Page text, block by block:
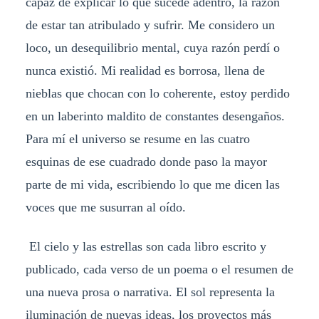
de estar tan atribulado y sufrir. Me considero un
loco, un desequilibrio mental, cuya razón perdí o
nunca existió. Mi realidad es borrosa, llena de
nieblas que chocan con lo coherente, estoy perdido
en un laberinto maldito de constantes desengaños.
Para mí el universo se resume en las cuatro
esquinas de ese cuadrado donde paso la mayor
parte de mi vida, escribiendo lo que me dicen las
voces que me susurran al oído.
El cielo y las estrellas son cada libro escrito y
publicado, cada verso de un poema o el resumen de
una nueva prosa o narrativa. El sol representa la
iluminación de nuevas ideas, los proyectos más